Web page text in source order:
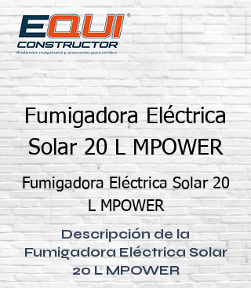
Fumigadora Eléctrica
Solar 20 L MPOWER
Fumigadora Eléctrica Solar 20
L MPOWER
Descripción de la
Fumigadora Eléctrica Solar
20 L MPOWER